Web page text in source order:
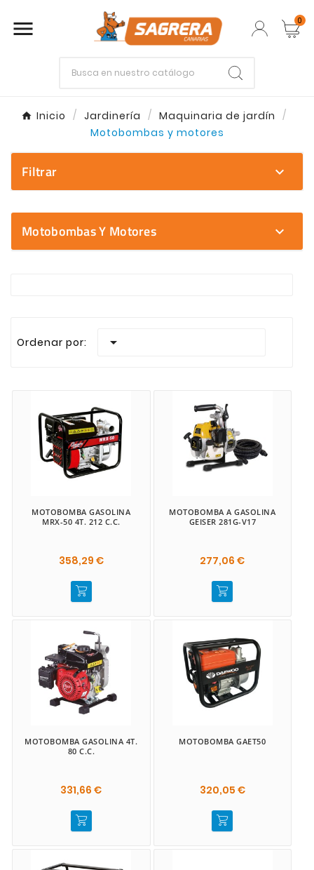
 0
Inicio Jardinería
Maquinaria de jardín
Motobombas y motores
Filtrar expand_more
Motobombas Y Motores expand_more
Ordenar por:

MOTOBOMBA GASOLINA
MRX-50 4T. 212 C.C.
358,29 €
MOTOBOMBA A GASOLINA
GEISER 281G-V17
277,06 €
MOTOBOMBA GASOLINA 4T.
80 C.C.
331,66 €
MOTOBOMBA GAET50
320,05 €